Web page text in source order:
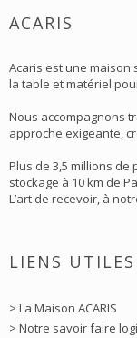
ACARIS
Acaris est une maison
la table et matériel
Nous accompagnons
approche exigeante,
Plus de 3,5 millions de
stockage à 10 km de
L’art de recevoir, à
LIENS UTILES
> La Maison ACARIS
> Notre savoir faire